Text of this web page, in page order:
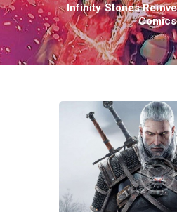
Infinity Stones
Comics
CSGO手套
CSGO刀
CSGO箱子